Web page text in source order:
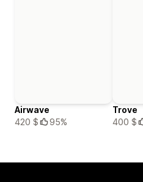
Airwave
420 $
95%
Trove
400 $